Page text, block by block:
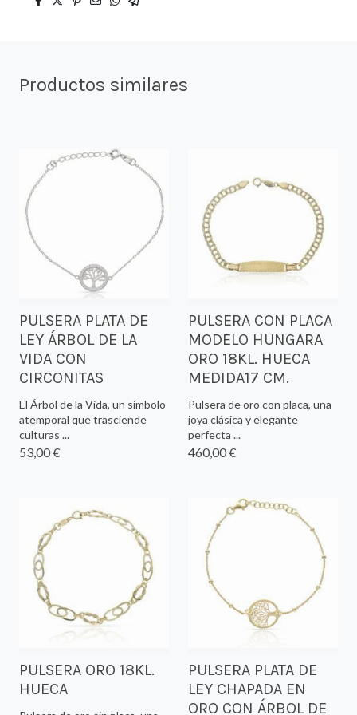
Productos similares
PULSERA PLATA DE
LEY ÁRBOL DE LA
VIDA CON
CIRCONITAS
El Árbol de la Vida, un símbolo
atemporal que trasciende
culturas ...
53,00 €
PULSERA CON PLACA
MODELO HUNGARA
ORO 18KL. HUECA
MEDIDA17 CM.
Pulsera de oro con placa, una
joya clásica y elegante
perfecta ...
460,00 €
PULSERA ORO 18KL.
HUECA
PULSERA PLATA DE
LEY CHAPADA EN
ORO CON ÁRBOL DE